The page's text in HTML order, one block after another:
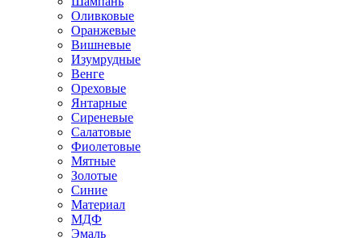
Оливковые
Оранжевые
Вишневые
Изумрудные
Венге
Ореховые
Янтарные
Сиреневые
Салатовые
Фиолетовые
Мятные
Золотые
Синие
Материал
МДФ
Эмаль